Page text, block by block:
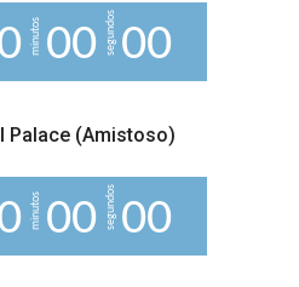
minutos 00segundos00
Palace (Amistoso)
minutos 00segundos00